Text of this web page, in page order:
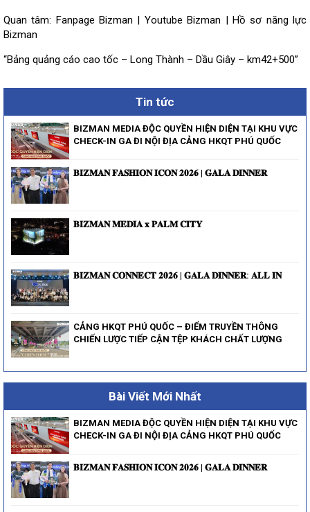
Quan tâm: Fanpage Bizman | Youtube Bizman | Hồ sơ năng lực
Bizman
“Bảng quảng cáo cao tốc – Long Thành – Dầu Giây – km42+500”
Tin tức
BIZMAN MEDIA ĐỘC QUYỀN HIỆN DIỆN TẠI KHU VỰC
CHECK-IN GA ĐI NỘI ĐỊA CẢNG HKQT PHÚ QUỐC
𝐁𝐈𝐙𝐌𝐀𝐍 𝐅𝐀𝐒𝐇𝐈𝐎𝐍 𝐈𝐂𝐎𝐍 𝟐𝟎𝟐𝟔 | 𝐆𝐀𝐋𝐀 𝐃𝐈𝐍𝐍𝐄𝐑
𝐁𝐈𝐙𝐌𝐀𝐍 𝐌𝐄𝐃𝐈𝐀 𝐱 𝐏𝐀𝐋𝐌 𝐂𝐈𝐓𝐘
𝐁𝐈𝐙𝐌𝐀𝐍 𝐂𝐎𝐍𝐍𝐄𝐂𝐓 𝟐𝟎𝟐𝟔 | 𝐆𝐀𝐋𝐀 𝐃𝐈𝐍𝐍𝐄𝐑: 𝐀𝐋𝐋 𝐈𝐍
CẢNG HKQT PHÚ QUỐC – ĐIỂM TRUYỀN THÔNG
CHIẾN LƯỢC TIẾP CẬN TỆP KHÁCH CHẤT LƯỢNG
Bài Viết Mới Nhất
BIZMAN MEDIA ĐỘC QUYỀN HIỆN DIỆN TẠI KHU VỰC
CHECK-IN GA ĐI NỘI ĐỊA CẢNG HKQT PHÚ QUỐC
𝐁𝐈𝐙𝐌𝐀𝐍 𝐅𝐀𝐒𝐇𝐈𝐎𝐍 𝐈𝐂𝐎𝐍 𝟐𝟎𝟐𝟔 | 𝐆𝐀𝐋𝐀 𝐃𝐈𝐍𝐍𝐄𝐑